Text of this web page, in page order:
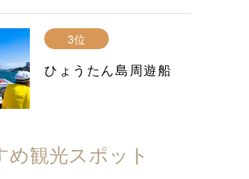
3位
ひょうたん島周遊船
め観光スポット